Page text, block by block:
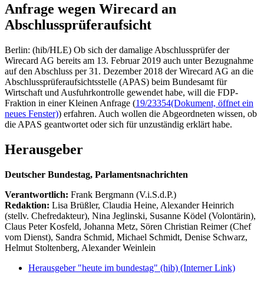
Anfrage wegen Wirecard an
Abschlussprüferaufsicht
Berlin: (hib/HLE) Ob sich der damalige Abschlussprüfer der
Wirecard AG bereits am 13. Februar 2019 auch unter Bezugnahme
auf den Abschluss per 31. Dezember 2018 der Wirecard AG an die
Abschlussprüferaufsichtsstelle (APAS) beim Bundesamt für
Wirtschaft und Ausfuhrkontrolle gewendet habe, will die FDP-
Fraktion in einer Kleinen Anfrage (19/23354(Dokument, öffnet ein
neues Fenster)) erfahren. Auch wollen die Abgeordneten wissen, ob
die APAS geantwortet oder sich für unzuständig erklärt habe.
Herausgeber
Deutscher Bundestag, Parlamentsnachrichten
Verantwortlich: Frank Bergmann (V.i.S.d.P.)
Redaktion: Lisa Brüßler, Claudia Heine, Alexander Heinrich
(stellv. Chefredakteur), Nina Jeglinski, Susanne Ködel (Volontärin),
Claus Peter Kosfeld, Johanna Metz, Sören Christian Reimer (Chef
vom Dienst), Sandra Schmid, Michael Schmidt, Denise Schwarz,
Helmut Stoltenberg, Alexander Weinlein
Herausgeber "heute im bundestag" (hib) (Interner Link)